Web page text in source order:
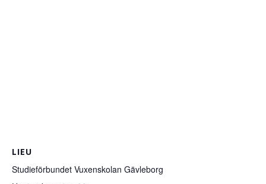
LIEU
Studieförbundet Vuxenskolan Gävleborg